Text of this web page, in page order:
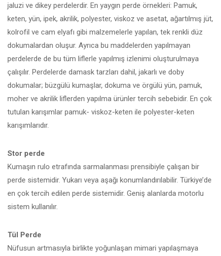
jaluzi ve dikey perdelerdir. En yaygın perde örnekleri: Pamuk,
keten, yün, ipek, akrilik, polyester, viskoz ve asetat, ağartılmış jüt,
kolrofil ve cam elyafı gibi malzemelerle yapılan, tek renkli düz
dokumalardan oluşur. Ayrıca bu maddelerden yapılmayan
perdelerde de bu tüm liflerle yapılmış izlenimi oluşturulmaya
çalışılır. Perdelerde damask tarzları dahil, jakarlı ve doby
dokumalar; büzgülü kumaşlar, dokuma ve örgülü yün, pamuk,
moher ve akrilik liflerden yapılma ürünler tercih sebebidir. En çok
tutulan karışımlar pamuk- viskoz-keten ile polyester-keten
karışımlarıdır.
Stor perde
Kumaşın rulo etrafında sarmalanması prensibiyle çalışan bir
perde sistemidir. Yukarı veya aşağı konumlandırılabilir. Türkiye’de
en çok tercih edilen perde sistemidir. Geniş alanlarda motorlu
sistem kullanılır.
Tül Perde
Nüfusun artmasıyla birlikte yoğunlaşan mimari yapılaşmaya